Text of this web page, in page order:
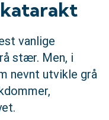
vanlige
stær. Men, i
nevnt utvikle grå